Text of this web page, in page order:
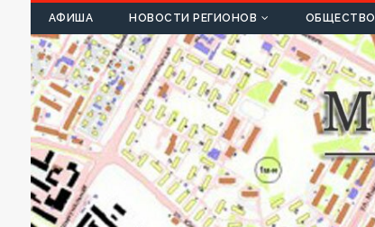
АФИША НОВОСТИ РЕГИОНОВ ОБЩЕСТВО